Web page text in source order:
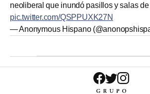
neoliberal que inundó pasillos y salas
pic.twitter.com/QSPPUXK27N
— Anonymous Hispano